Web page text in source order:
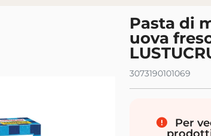
Pasta di
uova
3073190101069
Per